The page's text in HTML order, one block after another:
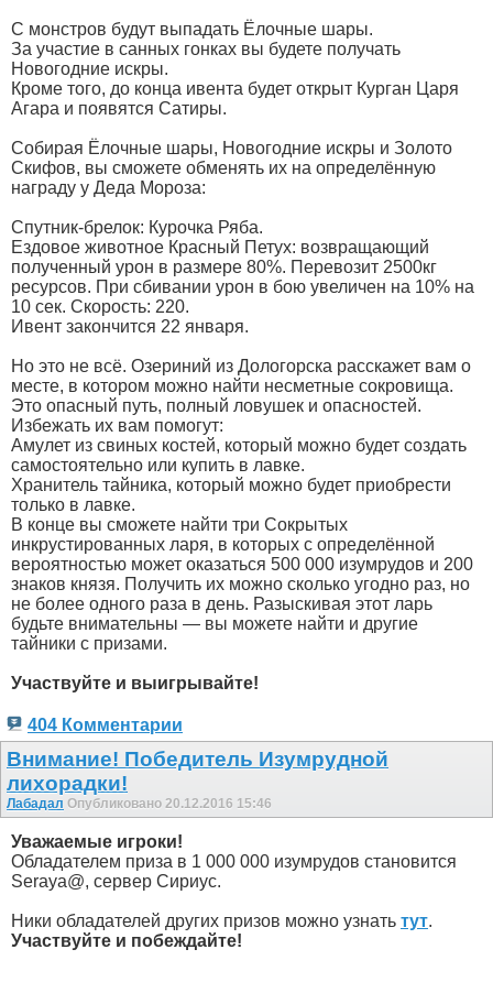
С монстров будут выпадать Ёлочные шары.
За участие в санных гонках вы будете получать
Новогодние искры.
Кроме того, до конца ивента будет открыт Курган Царя
Агара и появятся Сатиры.
Собирая Ёлочные шары, Новогодние искры и Золото
Скифов, вы сможете обменять их на определённую
награду у Деда Мороза:
Спутник-брелок: Курочка Ряба.
Ездовое животное Красный Петух: возвращающий
полученный урон в размере 80%. Перевозит 2500кг
ресурсов. При сбивании урон в бою увеличен на 10% на
10 сек. Скорость: 220.
Ивент закончится 22 января.
Но это не всё. Озериний из Дологорска расскажет вам о
месте, в котором можно найти несметные сокровища.
Это опасный путь, полный ловушек и опасностей.
Избежать их вам помогут:
Амулет из свиных костей, который можно будет создать
самостоятельно или купить в лавке.
Хранитель тайника, который можно будет приобрести
только в лавке.
В конце вы сможете найти три Сокрытых
инкрустированных ларя, в которых с определённой
вероятностью может оказаться 500 000 изумрудов и 200
знаков князя. Получить их можно сколько угодно раз, но
не более одного раза в день. Разыскивая этот ларь
будьте внимательны — вы можете найти и другие
тайники с призами.
Участвуйте и выигрывайте!
404 Комментарии
Внимание! Победитель Изумрудной
лихорадки!
Лабадал Опубликовано 20.12.2016 15:46
Уважаемые игроки!
Обладателем приза в 1 000 000 изумрудов становится
Seraya@, сервер Сириус.
Ники обладателей других призов можно узнать тут.
Участвуйте и побеждайте!